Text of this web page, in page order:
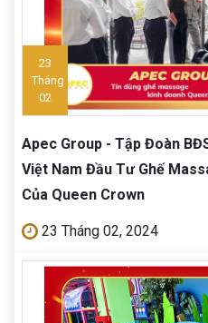
23
Tháng
02
Apec Group - Tập Đoàn
Việt Nam Đầu Tư Ghế
Của Queen Crown
23 Tháng 02, 2024